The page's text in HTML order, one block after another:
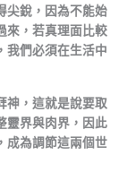
尖銳，因為不能始
來，若真理面比較
我們必須在生活中
神，這就是說要取
靈界與肉界，因此
成為調節這兩個世